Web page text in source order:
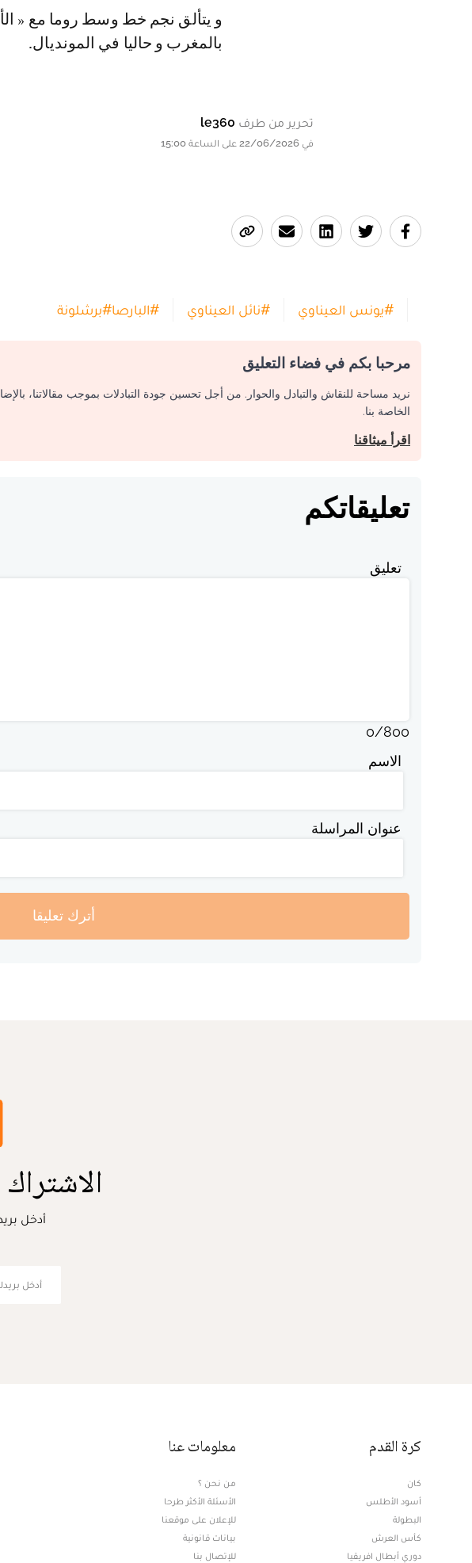
و يتألق نجم خط وسط روما مع «
بالمغرب و حاليا في المونديال.
تحرير من طرف le360
في 22/06/2026 على الساعة 15:00
#يونس العيناوي #نائل العيناوي #البارصا#برشلونة
مرحبا بكم في فضاء التعليق
نريد مساحة للنقاش والتبادل والحوار. من أجل تحسين جودة التبادلات بموجب مقالاتنا،
الخاصة بنا.
اقرأ ميثاقنا
تعليقاتكم
تعليق
0/800
الاسم
عنوان المراسلة
أترك تعليقا
أدخل
كرة القدم
كان
أسود الأطلس
البطولة
كأس العرش
دوري أبطال افريقيا
معلومات عنا
من نحن ؟
الأسئلة الأكثر طرحا
للإعلان على موقعنا
بيانات قانونية
للإتصال بنا